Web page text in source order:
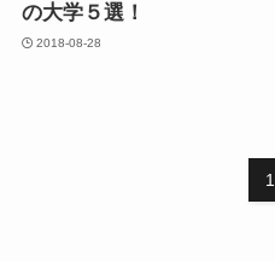
の大学５選！
2018-08-28
1